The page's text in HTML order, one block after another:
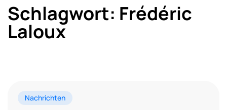
Schlagwort: Frédéric
Laloux
Nachrichten